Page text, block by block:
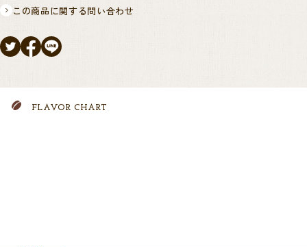
この商品に関する問い合わせ
FLAVOR CHART